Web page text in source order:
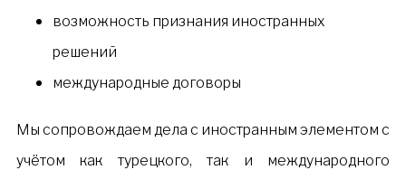
возможность признания иностранных
решений
международные договоры
Мы сопровождаем дела с иностранным элементом с
учётом как турецкого, так и международного